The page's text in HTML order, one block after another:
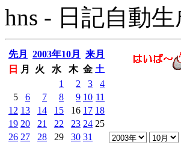
hns - 日記自動
先月 2003年10月
来月
日
月 火 水 木 金 土
1
2 3
4
5
6 7 8 9 10 11
12 13 14 15 16 17 18
19 20 21 22 23 24 25
26 27 28 29 30 31